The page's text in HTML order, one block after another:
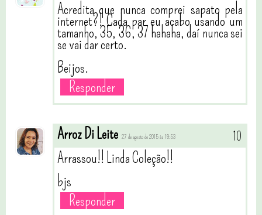
Acredita que nunca comprei sapato pela
internet?! Cada par eu acabo usando um
tamanho, 35, 36, 37 hahaha, daí nunca sei
se vai dar certo.
Beijos.
Responder
Arroz Di Leite 27 de agosto de 2015 às 19:53
Arrassou!! Linda Coleção!!
bjs
Responder